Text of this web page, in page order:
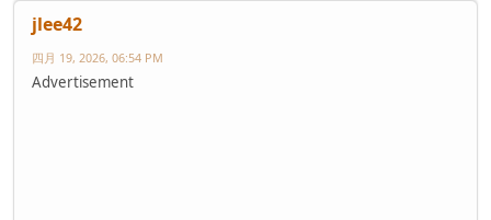
jlee42
四月 19, 2026, 06:54 PM
Advertisement